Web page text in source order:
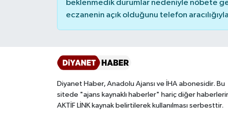
beklenmedik durumlar nedeniyle nöbete
eczanenin açık olduğunu telefon
Diyanet Haber, Anadolu Ajansı ve İHA abonesidir. Bu
sitede "ajans kaynaklı haberler" hariç diğer
AKTİF LİNK kaynak belirtilerek kullanılması serbesttir.
Bartın Müftülüğü
Bayburt Müftülüğü
Bilecik Müftülüğü
Kültür-Sanat